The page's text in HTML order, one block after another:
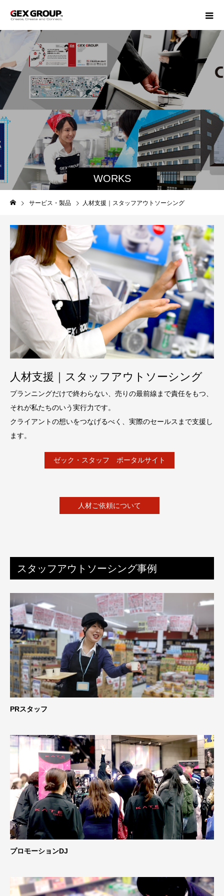
WORKS
サービス・製品 人材支援｜スタッフアウトソーシング
人材支援｜スタッフアウトソーシング
プランニングだけで終わらない、売りの最前線まで責任をもつ、
それが私たちのいう実行力です。
クライアントの想いをつなげるべく、実際のセールスまで支援し
ます。
ゼック・スタッフ ポータルサイト
人材ご依頼について
スタッフアウトソーシング事例
PRスタッフ
プロモーションDJ